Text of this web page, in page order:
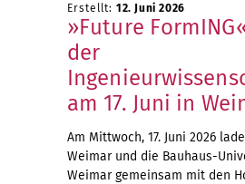
Erstellt: 12. Juni 2026
»Future
der
am 17. Juni in
Am Mittwoch, 17. Juni 2026
Weimar und die Bauhaus-
Weimar gemeinsam mit den